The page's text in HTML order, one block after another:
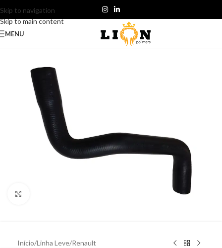
Skip to navigation
Skip to main content
MENU
Início/Linha Leve/Renault